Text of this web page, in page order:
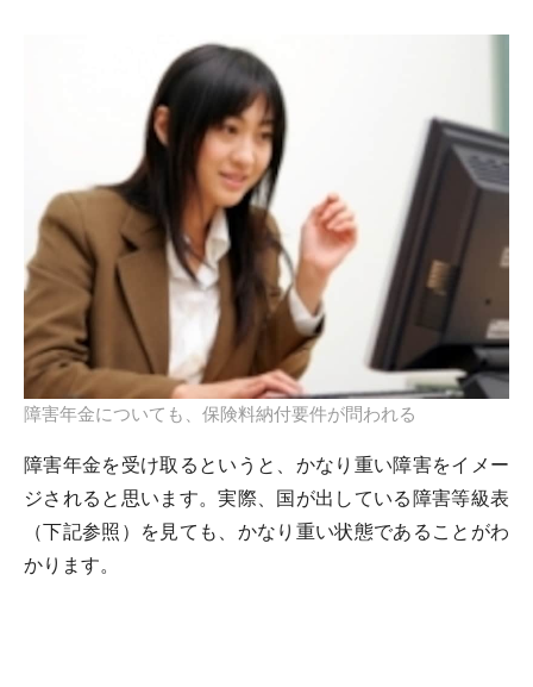
障害年金についても、保険料納付要件が問われる
障害年金を受け取るというと、かなり重い障害をイメー
ジされると思います。実際、国が出している障害等級表
（下記参照）を見ても、かなり重い状態であることがわ
かります。